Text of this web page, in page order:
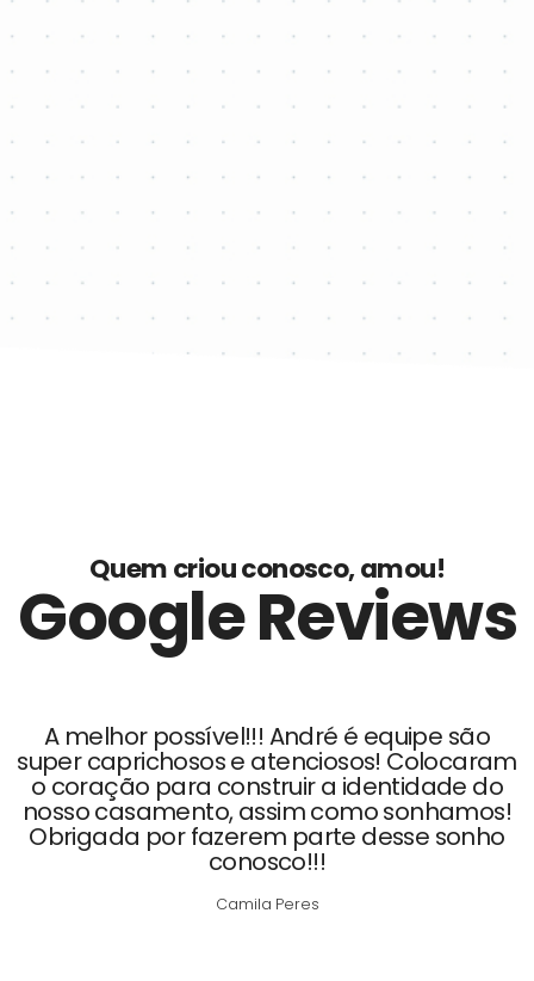
Quem criou conosco, amou!
Google Reviews
A melhor possível!!! André é equipe são
super caprichosos e atenciosos! Colocaram
o coração para construir a identidade do
nosso casamento, assim como sonhamos!
Obrigada por fazerem parte desse sonho
conosco!!!
Camila Peres